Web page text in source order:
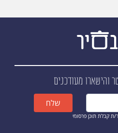
והישארו מעודכנים
ת קבלת תוכן פרסומי
שלח